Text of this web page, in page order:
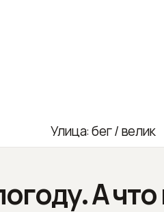
Улица: бег / велик
А